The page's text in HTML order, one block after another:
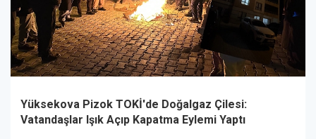
Yüksekova Pizok TOKİ'de Doğalgaz Çilesi:
Vatandaşlar Işık Açıp Kapatma Eylemi Yaptı